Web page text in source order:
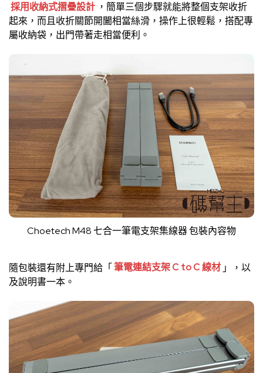
採用收納式摺疊設計 ，簡單三個步驟就能將整個支架收折
起來，而且收折關節開闔相當絲滑，操作上很輕鬆，搭配專
屬收納袋，出門帶著走相當便利。
Choetech M48 七合一筆電支架集線器 包裝內容物
隨包裝還有附上專門給「筆電連結支架 C to C 線材 」，以
及說明書一本。